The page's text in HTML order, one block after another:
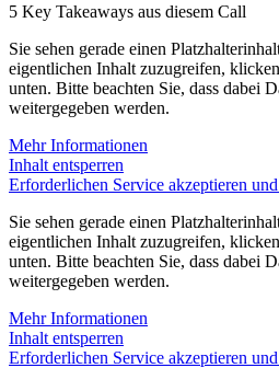
5 Key Takeaways aus diesem Call
Sie sehen gerade einen
eigentlichen Inhalt zuzugreifen,
unten. Bitte beachten Sie, dass dabei
weitergegeben werden.
Mehr Informationen
Inhalt entsperren
Erforderlichen Service akzeptieren
Sie sehen gerade einen
eigentlichen Inhalt zuzugreifen,
unten. Bitte beachten Sie, dass dabei
weitergegeben werden.
Mehr Informationen
Inhalt entsperren
Erforderlichen Service akzeptieren